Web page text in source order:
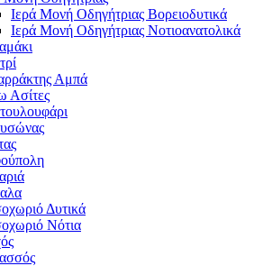
Ιερά Μονή Οδηγήτριας Βορειοδυτικά
Ιερά Μονή Οδηγήτριας Νοτιοανατολικά
Αμπά
Ασίτες
Δυτικά
Νότια